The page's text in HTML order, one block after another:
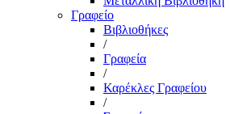
Γραφείο
Βιβλιοθήκες
/
Γραφεία
/
Καρέκλες Γραφείου
/